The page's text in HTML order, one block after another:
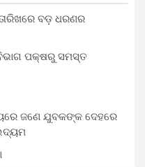
ବଡ଼ ଧରଣର
ପକ୍ଷରୁ ସମସ୍ତ
ଜଣେ ଯୁବକଙ୍କ ଦେହରେ